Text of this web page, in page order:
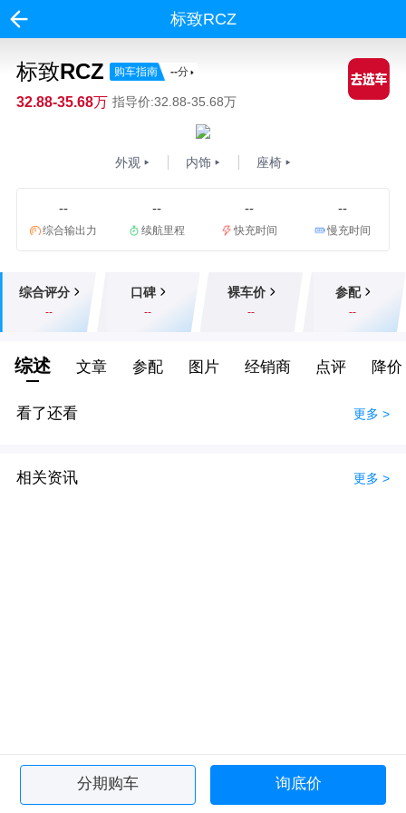
标致RCZ
标致RCZ 购车指南 --分
32.88-35.68万 指导价:32.88-35.68万
外观 内饰 座椅
--
综合输出力
--
续航里程
--
快充时间
--
慢充时间
综合评分
--
口碑
--
裸车价
--
参配
--
综述 文章 参配 图片 经销商 点评 降价
看了还看 更多 >
相关资讯 更多 >
分期购车 询底价